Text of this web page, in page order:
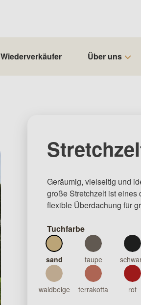
Wiederverkäufer Über uns
Geräumig, vielseitig und
große Stretchzelt ist eines
flexible Überdachung für
Tuchfarbe
sand taupe
waldbeige terrakotta rot